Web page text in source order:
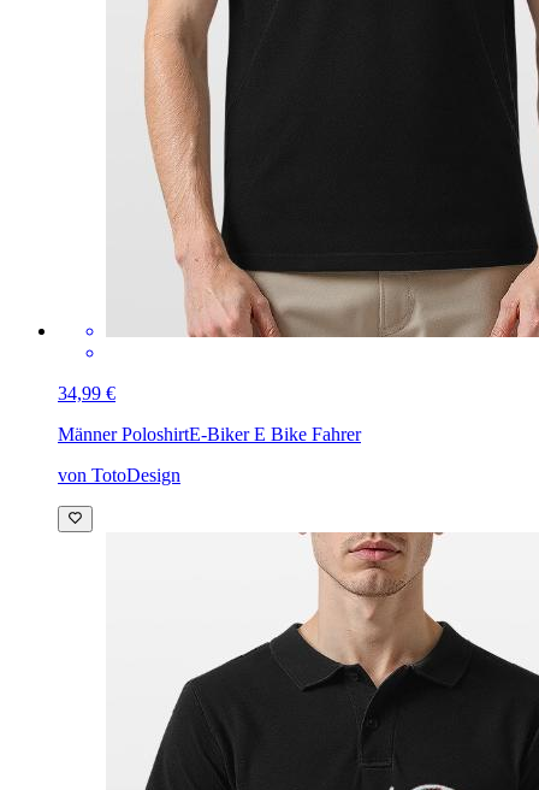
34,99 €
Männer PoloshirtE-Biker E Bike Fahrer
von TotoDesign